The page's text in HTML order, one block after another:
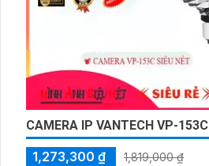
CAMERA IP VANTECH VP-153C
1,273,300 ₫
1,819,000 ₫